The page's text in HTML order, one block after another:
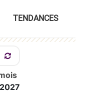
TENDANCES